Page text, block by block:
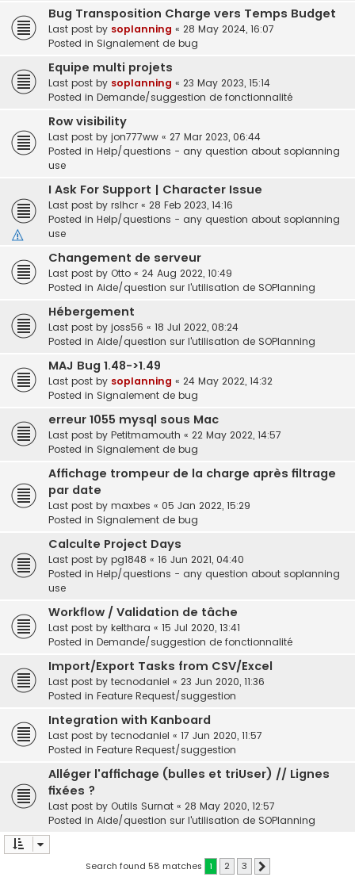
Bug Transposition Charge vers Temps Budget
Last post by soplanning « 28 May 2024, 16:07
Posted in Signalement de bug
Equipe multi projets
Last post by soplanning « 23 May 2023, 15:14
Posted in Demande/suggestion de fonctionnalité
Row visibility
Last post by jon777ww « 27 Mar 2023, 06:44
Posted in Help/questions - any question about soplanning
use
I Ask For Support | Character Issue
Last post by rslhcr « 28 Feb 2023, 14:16
Posted in Help/questions - any question about soplanning
use
Changement de serveur
Last post by Otto « 24 Aug 2022, 10:49
Posted in Aide/question sur l'utilisation de SOPlanning
Hébergement
Last post by joss56 « 18 Jul 2022, 08:24
Posted in Aide/question sur l'utilisation de SOPlanning
MAJ Bug 1.48->1.49
Last post by soplanning « 24 May 2022, 14:32
Posted in Signalement de bug
erreur 1055 mysql sous Mac
Last post by Petitmamouth « 22 May 2022, 14:57
Posted in Signalement de bug
Affichage trompeur de la charge après filtrage
par date
Last post by maxbes « 05 Jan 2022, 15:29
Posted in Signalement de bug
Calculte Project Days
Last post by pg1848 « 16 Jun 2021, 04:40
Posted in Help/questions - any question about soplanning
use
Workflow / Validation de tâche
Last post by kelthara « 15 Jul 2020, 13:41
Posted in Demande/suggestion de fonctionnalité
Import/Export Tasks from CSV/Excel
Last post by tecnodaniel « 23 Jun 2020, 11:36
Posted in Feature Request/suggestion
Integration with Kanboard
Last post by tecnodaniel « 17 Jun 2020, 11:57
Posted in Feature Request/suggestion
Alléger l'affichage (bulles et triUser) // Lignes
fixées ?
Last post by Outils Surnat « 28 May 2020, 12:57
Posted in Aide/question sur l'utilisation de SOPlanning
Search found 58 matches 1 2 3